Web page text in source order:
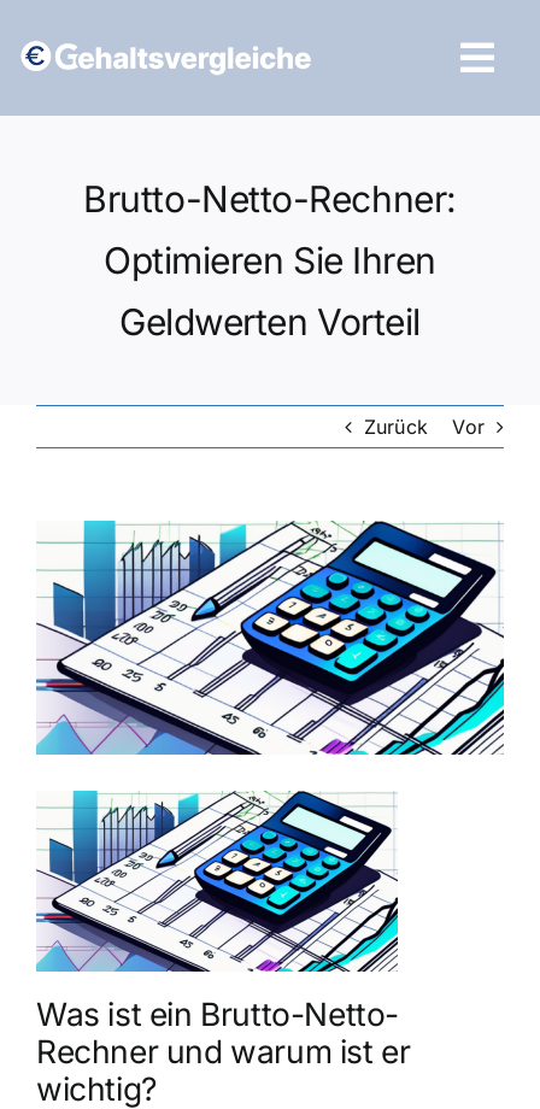
Inhalt
Brutto-Netto-Rechner:
Optimieren Sie Ihren
Geldwerten Vorteil
Zurück Vor
Zeige
grösseres
Bild
Was ist ein Brutto-Netto-
Rechner und warum ist er
wichtig?